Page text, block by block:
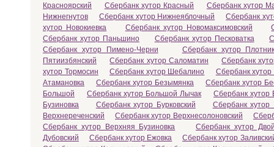
Красноярский
Сбербанк хутор Красный
Сбербанк хутор
Нижнегнутов
Сбербанк хутор Нижнеяблочный
Сбербанк
хутор Новокиевка
Сбербанк хутор Новомаксимовский
Сбербанк хутор Паньшино
Сбербанк хутор Песковатка
Сбербанк хутор Пимено-Черни
Сбербанк хутор
Пятиизбянский
Сбербанк хутор Саломатин
Сбербанк
хутор Тормосин
Сбербанк хутор Шебалино
Сбербанк хутор
Атамановка
Сбербанк хутор Безымянка
Сбербанк хутор
Большой
Сбербанк хутор Большой Лычак
Сбербанк хутор
Бузиновка
Сбербанк хутор Бурковский
Сбербанк хутор
Верхнереченский
Сбербанк хутор Верхнесолоновский
Сбербанк хутор Верхняя Бузиновка
Сбербанк хутор
Дубовский
Сбербанк хутор Ежовка
Сбербанк хутор